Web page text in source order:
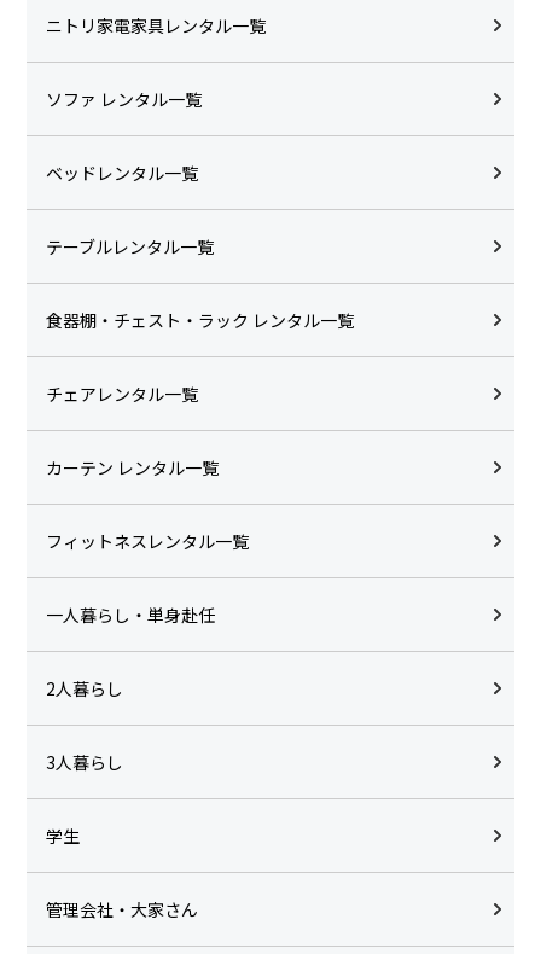
ニトリ家電家具レンタル一覧
ソファ レンタル一覧
ベッドレンタル一覧
テーブルレンタル一覧
食器棚・チェスト・ラック レンタル一覧
チェアレンタル一覧
カーテン レンタル一覧
フィットネスレンタル一覧
一人暮らし・単身赴任
2人暮らし
3人暮らし
学生
管理会社・大家さん